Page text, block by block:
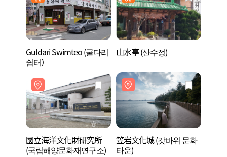
Guldari Swimteo (굴다리
쉼터）
山水亭 (산수정)
國立海洋文化財研究所
(국립해양문화재연구소)
笠岩文化城 (갓바위 문화
타운)